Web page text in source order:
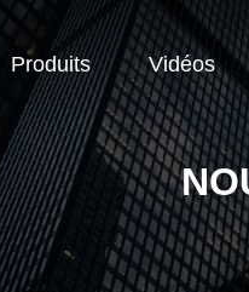
Produits Vidéos